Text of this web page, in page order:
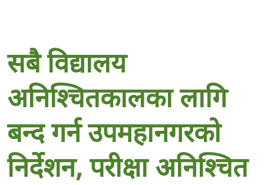
सबै विद्यालय
अनिश्चितकालका लागि
बन्द गर्न उपमहानगरको
निर्देशन, परीक्षा अनिश्चित